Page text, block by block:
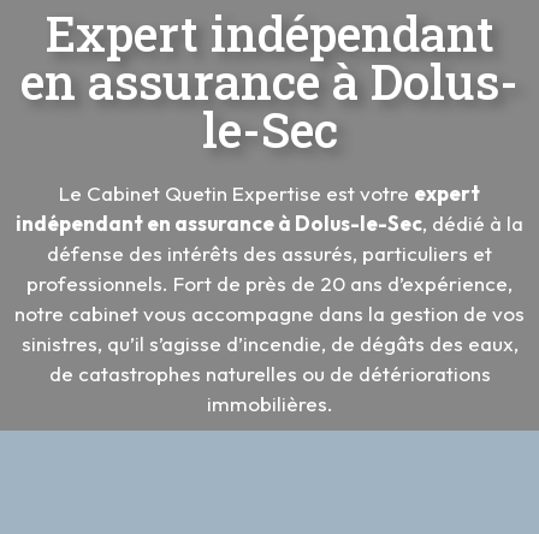
Expert indépendant
en assurance à Dolus-
le-Sec
Le Cabinet Quetin Expertise est votre expert
indépendant en assurance à Dolus-le-Sec, dédié à la
défense des intérêts des assurés, particuliers et
professionnels. Fort de près de 20 ans d’expérience,
notre cabinet vous accompagne dans la gestion de vos
sinistres, qu’il s’agisse d’incendie, de dégâts des eaux,
de catastrophes naturelles ou de détériorations
immobilières.